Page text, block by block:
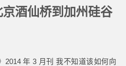
酒仙桥到加州硅谷
2014 年 3 月刊 我不知道该如何向